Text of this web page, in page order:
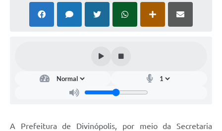
A Prefeitura de Divinópolis, por meio da Secretaria